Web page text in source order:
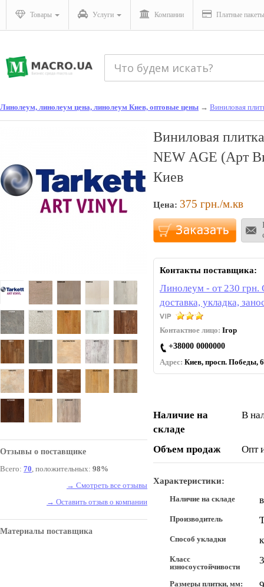
Товары Услуги Компании Платные пакеты
Линолеум, линолеум цена, линолеум Киев, оптовые цены → Виниловая
Отзывы о поставщике
Всего: 70, положительных: 98%
→ Смотреть все отзывы
→ Оставить отзыв о компании
Материалы поставщика
Виниловая
NEW AGE (Арт
Киев
Цена: 375 грн./м.кв
Контакты поставщика:
Линолеум - от 230 грн.
доставка, укладка,
Контактное лицо: Ігор
+38000 0000000
Адрес: Киев, просп. Победы,
Наличие на
складе
В
Объем продаж Опт
Характеристики:
Наличие на складе
Производитель
Способ укладки
Класс
износоустойчивости
Размеры плитки, мм: